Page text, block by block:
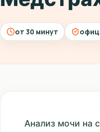
от 30 минут
Анализ мочи на